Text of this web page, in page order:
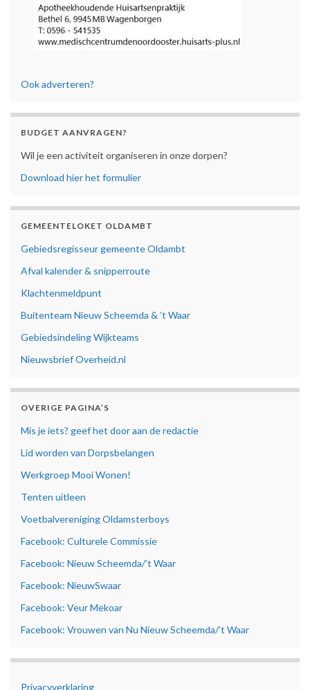
Ook adverteren?
BUDGET AANVRAGEN?
Wil je een activiteit organiseren in onze dorpen?
Download hier het formulier
GEMEENTELOKET OLDAMBT
Gebiedsregisseur gemeente Oldambt
Afval kalender & snipperroute
Klachtenmeldpunt
Buitenteam Nieuw Scheemda & ’t Waar
Gebiedsindeling Wijkteams
Nieuwsbrief Overheid.nl
OVERIGE PAGINA’S
Mis je iets? geef het door aan de redactie
Lid worden van Dorpsbelangen
Werkgroep Mooi Wonen!
Tenten uitleen
Voetbalvereniging Oldamsterboys
Facebook: Culturele Commissie
Facebook: Nieuw Scheemda/’t Waar
Facebook: NieuwSwaar
Facebook: Veur Mekoar
Facebook: Vrouwen van Nu Nieuw Scheemda/’t Waar
Privacyverklaring